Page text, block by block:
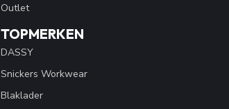
Outlet
TOPMERKEN
DASSY
Snickers Workwear
Blaklader